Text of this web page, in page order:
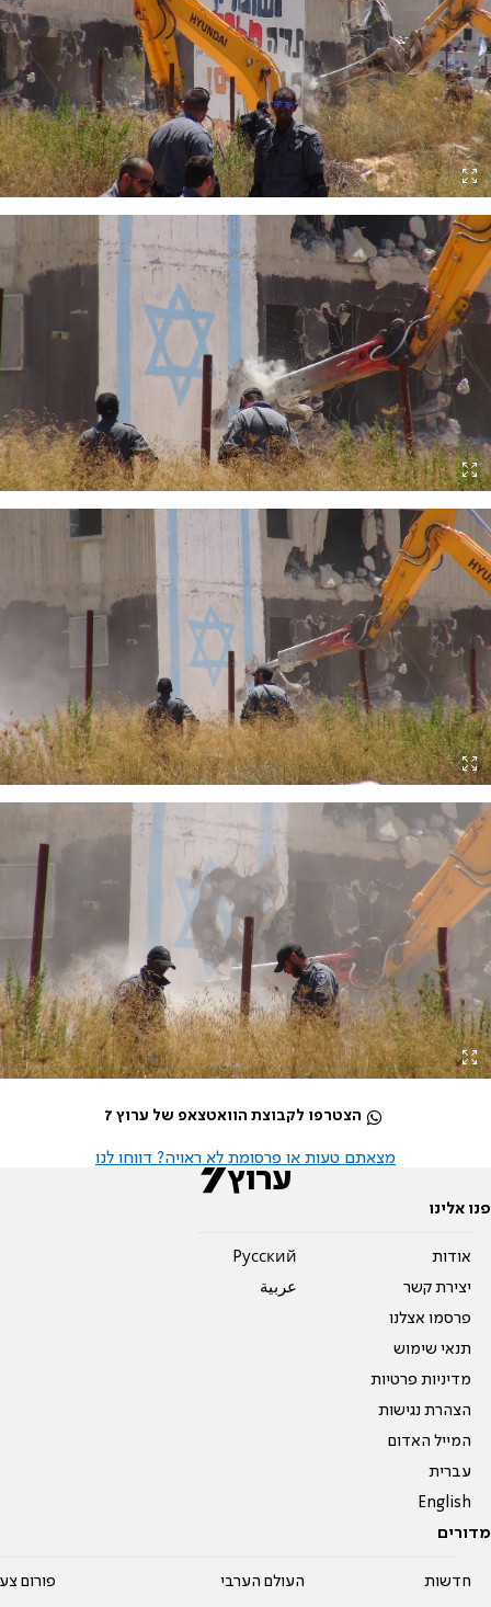
הצטרפו לקבוצת הוואטצאפ של ערוץ 7
מצאתם טעות או פרסומת לא ראויה? דווחו לנו
פנו אלינו
אודות
יצירת קשר
פרסמו אצלנו
תנאי שימוש
מדיניות פרטיות
הצהרת נגישות
המייל האדום
עברית
English
Pусский
عربية
מדורים
חדשות
העולם הערבי
פורום